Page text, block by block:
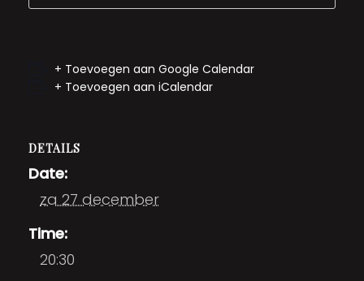
+ Toevoegen aan Google Calendar
+ Toevoegen aan iCalendar
DETAILS
Date:
za 27 december
Time:
20:30